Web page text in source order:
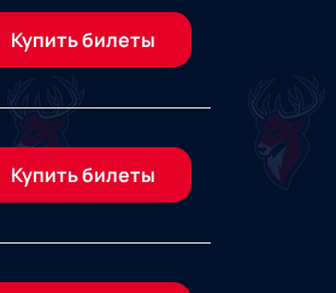
Купить билеты
Купить билеты